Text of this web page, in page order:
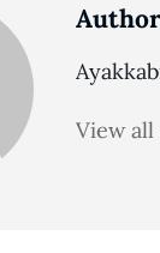
View all